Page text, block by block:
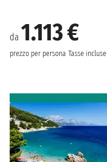
da 1.113 €
prezzo per persona Tasse incluse